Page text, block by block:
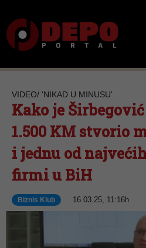
VIDEO/ 'NIKAD U MINUSU'
Kako je
1.500 KM stvorio
i jednu od
firmi u BiH
Biznis Klub 16.03.25, 11:16h